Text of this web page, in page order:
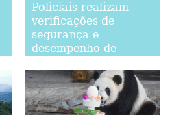
Policiais realizam
verificações de
segurança e
desempenho de
Gaocheng, província
de Hebei